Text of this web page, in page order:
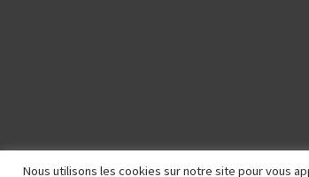
Nous utilisons les cookies sur notre site pour vous